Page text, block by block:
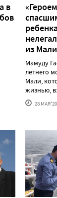
в
из Мали
Мамуду
летнего
Мали,
жизнью,
28